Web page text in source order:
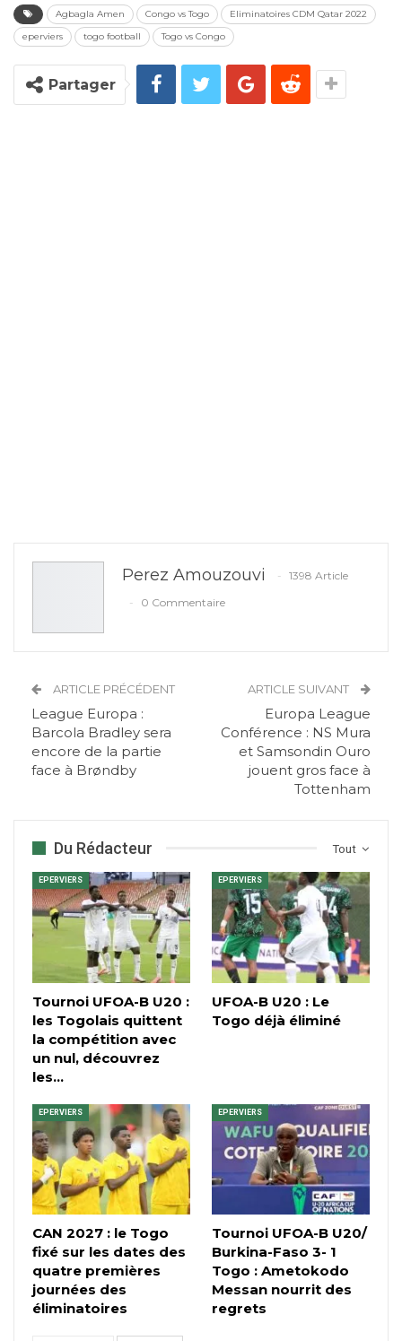
Agbagla Amen Congo vs Togo
Eliminatoires CDM Qatar 2022
eperviers
togo football Togo vs Congo
Partager
Perez Amouzouvi
1398 Article
0 Commentaire
ARTICLE PRÉCÉDENT
League Europa :
Barcola Bradley sera
encore de la partie
face à Brøndby
ARTICLE SUIVANT
Europa League
Conférence : NS Mura
et Samsondin Ouro
jouent gros face à
Tottenham
Tout
Du Rédacteur
EPERVIERS
Tournoi UFOA-B U20 :
les Togolais quittent
la compétition avec
un nul, découvrez
les…
EPERVIERS
UFOA-B U20 : Le
Togo déjà éliminé
EPERVIERS
CAN 2027 : le Togo
fixé sur les dates des
quatre premières
journées des
éliminatoires
EPERVIERS
Tournoi UFOA-B U20/
Burkina-Faso 3- 1
Togo : Ametokodo
Messan nourrit des
regrets